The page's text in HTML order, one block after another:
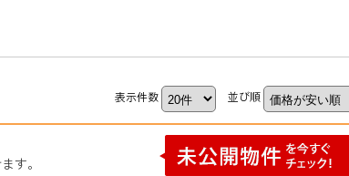
表示件数 並び順
す。